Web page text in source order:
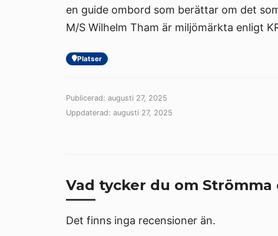
en guide ombord som berättar om det
M/S Wilhelm Tham är miljömärkta enligt
Platser
Publicerad: augusti 27, 2025
Uppdaterad: augusti 27, 2025
Vad tycker du om
Det finns inga recensioner än.